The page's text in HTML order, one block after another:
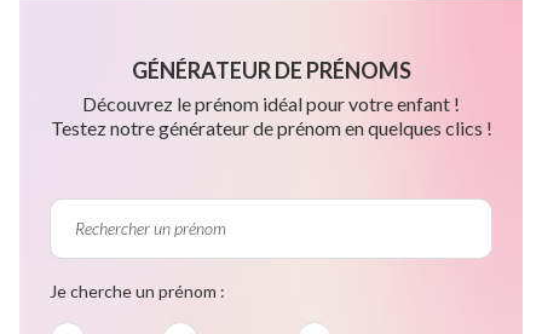
GÉNÉRATEUR DE PRÉNOMS
Découvrez le prénom idéal pour votre enfant !
Testez notre générateur de prénom en quelques clics !
Je cherche un prénom :